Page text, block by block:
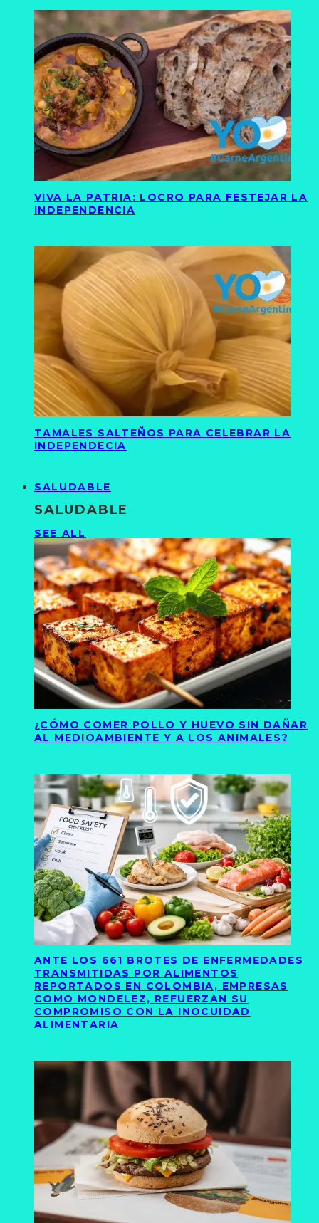
VIVA LA PATRIA: LOCRO PARA FESTEJAR LA
INDEPENDENCIA
TAMALES SALTEÑOS PARA CELEBRAR LA
INDEPENDECIA
SALUDABLE
SALUDABLE
SEE ALL
¿CÓMO COMER POLLO Y HUEVO SIN DAÑAR
AL MEDIOAMBIENTE Y A LOS ANIMALES?
ANTE LOS 661 BROTES DE ENFERMEDADES
TRANSMITIDAS POR ALIMENTOS
REPORTADOS EN COLOMBIA, EMPRESAS
COMO MONDELEZ, REFUERZAN SU
COMPROMISO CON LA INOCUIDAD
ALIMENTARIA